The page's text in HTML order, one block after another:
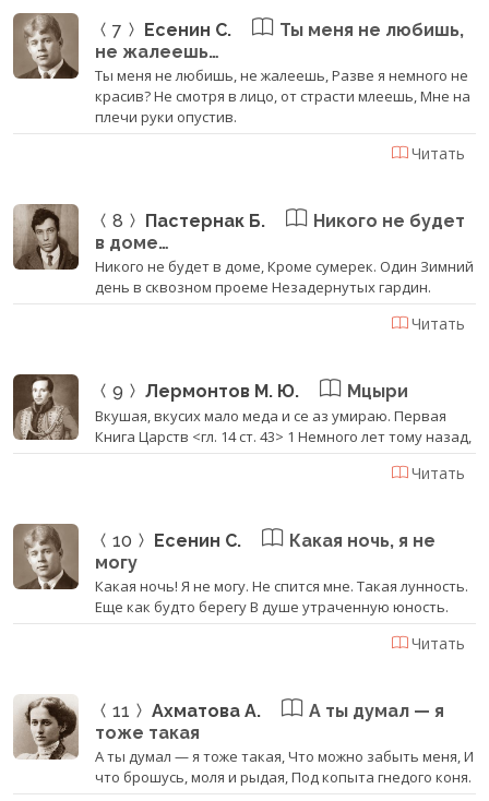
7 Есенин С.
Ты меня не любишь,
не жалеешь…
Ты меня не любишь, не жалеешь, Разве я немного не
красив? Не смотря в лицо, от страсти млеешь, Мне на
плечи руки опустив.
Читать
8 Пастернак Б.
Никого не будет
в доме…
Никого не будет в доме, Кроме сумерек. Один Зимний
день в сквозном проеме Незадернутых гардин.
Читать
9 Лермонтов М. Ю. Мцыри
Вкушая, вкусих мало меда и се аз умираю. Первая
Книга Царств <гл. 14 ст. 43> 1 Немного лет тому назад,
Читать
10 Есенин С.
Какая ночь, я не
могу
Какая ночь! Я не могу. Не спится мне. Такая лунность.
Еще как будто берегу В душе утраченную юность.
Читать
11 Ахматова А.
А ты думал — я
тоже такая
А ты думал — я тоже такая, Что можно забыть меня, И
что брошусь, моля и рыдая, Под копыта гнедого коня.